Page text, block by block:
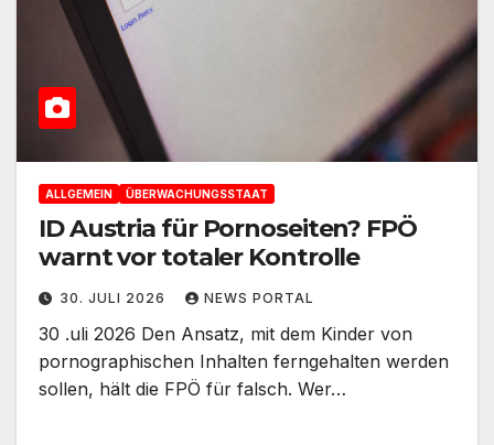
ALLGEMEIN ÜBERWACHUNGSSTAAT
ID Austria für Pornoseiten? FPÖ
warnt vor totaler Kontrolle
30. JULI 2026 NEWS PORTAL
30 .uli 2026 Den Ansatz, mit dem Kinder von
pornographischen Inhalten ferngehalten werden
sollen, hält die FPÖ für falsch. Wer…